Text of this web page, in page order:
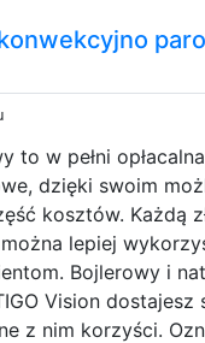
to w pełni
dzięki swoim
kosztów. Każdą
lepiej
Bojlerowy i
Vision dostajesz
z nim korzyści.